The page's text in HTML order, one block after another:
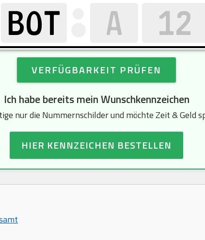
VERFÜGBARKEIT PRÜFEN
Ich habe bereits mein Wunschkennzeichen
nur die Nummernschilder und möchte Zeit & Geld
HIER KENNZEICHEN BESTELLEN